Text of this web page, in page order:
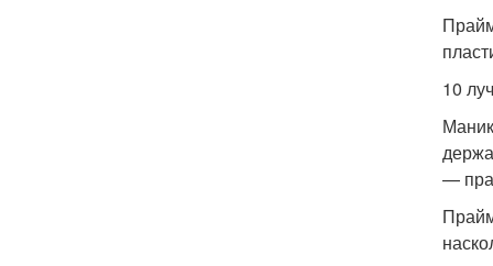
10
—